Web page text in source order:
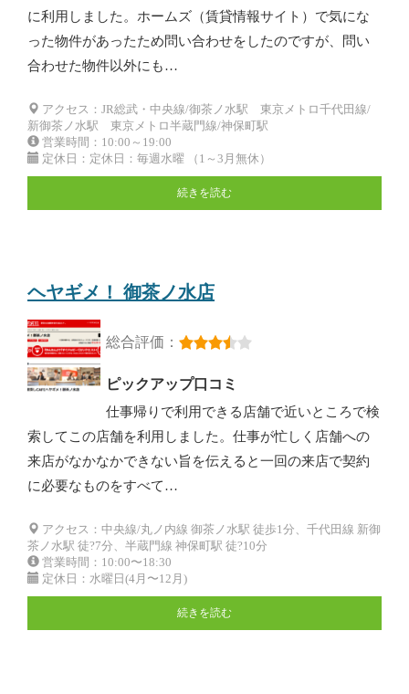
に利用しました。ホームズ（賃貸情報サイト）で気にな
った物件があったため問い合わせをしたのですが、問い
合わせた物件以外にも…
アクセス：JR総武・中央線/御茶ノ水駅 東京メトロ千代田線/
新御茶ノ水駅 東京メトロ半蔵門線/神保町駅
営業時間：10:00～19:00
定休日：定休日：毎週水曜 （1～3月無休）
続きを読む
ヘヤギメ！ 御茶ノ水店
総合評価：
ピックアップ口コミ
仕事帰りで利用できる店舗で近いところで検
索してこの店舗を利用しました。仕事が忙しく店舗への
来店がなかなかできない旨を伝えると一回の来店で契約
に必要なものをすべて…
アクセス：中央線/丸ノ内線 御茶ノ水駅 徒歩1分、千代田線 新御
茶ノ水駅 徒?7分、半蔵門線 神保町駅 徒?10分
営業時間：10:00〜18:30
定休日：水曜日(4月〜12月)
続きを読む